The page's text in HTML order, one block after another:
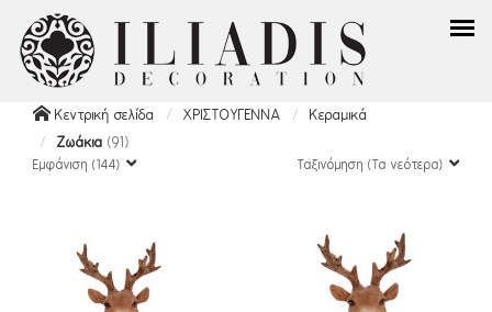
Κεντρική σελίδα ΧΡΙΣΤΟΥΓΕΝΝΑ
Κεραμικά
Ζωάκια (91)
Εμφάνιση (144) Ταξινόμηση (Τα νεότερα)